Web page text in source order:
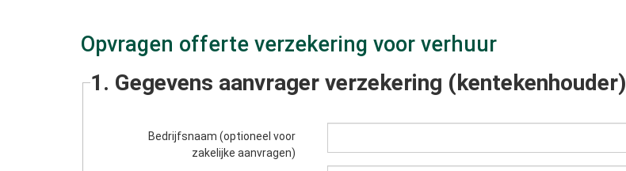
Opvragen offerte verzekering voor verhuur
1. Gegevens aanvrager verzekering (kentekenhouder)
Bedrijfsnaam (optioneel voor
zakelijke aanvragen)